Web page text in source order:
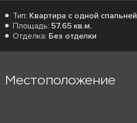
Тип: Квартира с одной спальней
Площадь: 57.65 кв.м.
Отделка: Без отделки
Местоположение